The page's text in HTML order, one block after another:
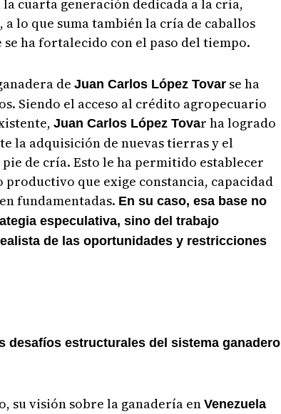
cuarta generación dedicada a la cría,
lo que suma también la cría de caballos
ha fortalecido con el paso del tiempo.
de Juan Carlos López Tovarse ha
Siendo el acceso al crédito agropecuario
Juan Carlos López Tovar ha logrado
la adquisición de nuevas tierras y el
de cría. Esto le ha permitido establecer
productivo que exige constancia, capacidad
fundamentadas. En su caso, esa base no
especulativa, sino del trabajo
de las oportunidades y restricciones
desafíos estructurales del sistema ganadero
su visión sobre la ganadería en Venezuela